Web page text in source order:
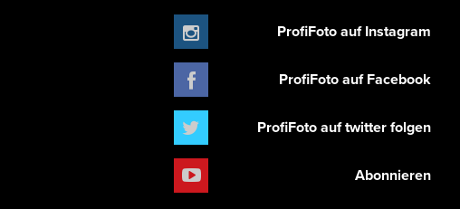
ProfiFoto auf Instagram
ProfiFoto auf Facebook
ProfiFoto auf twitter folgen
Abonnieren